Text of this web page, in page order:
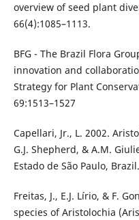
overview of seed plant
66(4):1085–1113.
BFG - The Brazil Flora
innovation and
Strategy for Plant
69:1513–1527
Capellari, Jr., L. 2002.
G.J. Shepherd, & A.M.
Estado de São Paulo,
Freitas, J., E.J. Lírio, & F.
species of Aristolochia